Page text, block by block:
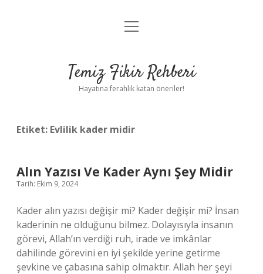
Anasayfa
Yasal Uyarı
menüyü
Temiz Fikir Rehberi
Hayatına ferahlık katan öneriler!
Etiket: Evlilik kader midir
Alın Yazısı Ve Kader Aynı Şey Midir
Tarih: Ekim 9, 2024
Kader alın yazısı değişir mi? Kader değişir mi? İnsan
kaderinin ne olduğunu bilmez. Dolayısıyla insanın
görevi, Allah’ın verdiği ruh, irade ve imkânlar
dahilinde görevini en iyi şekilde yerine getirme
şevkine ve çabasına sahip olmaktır. Allah her şeyi